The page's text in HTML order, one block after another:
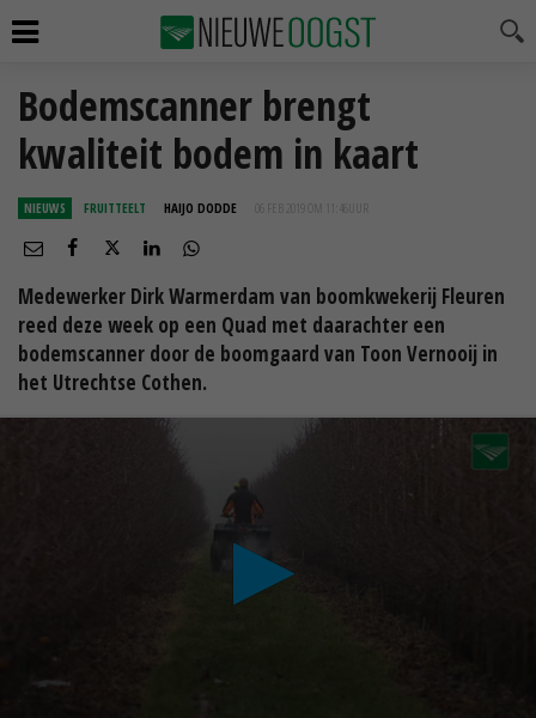
Bodemscanner brengt
kwaliteit bodem in kaart
NIEUWS FRUITTEELT HAIJO DODDE 06 FEB 2019 OM 11:46
Medewerker Dirk Warmerdam van boomkwekerij Fleuren
reed deze week op een Quad met daarachter een
bodemscanner door de boomgaard van Toon Vernooij in
het Utrechtse Cothen.